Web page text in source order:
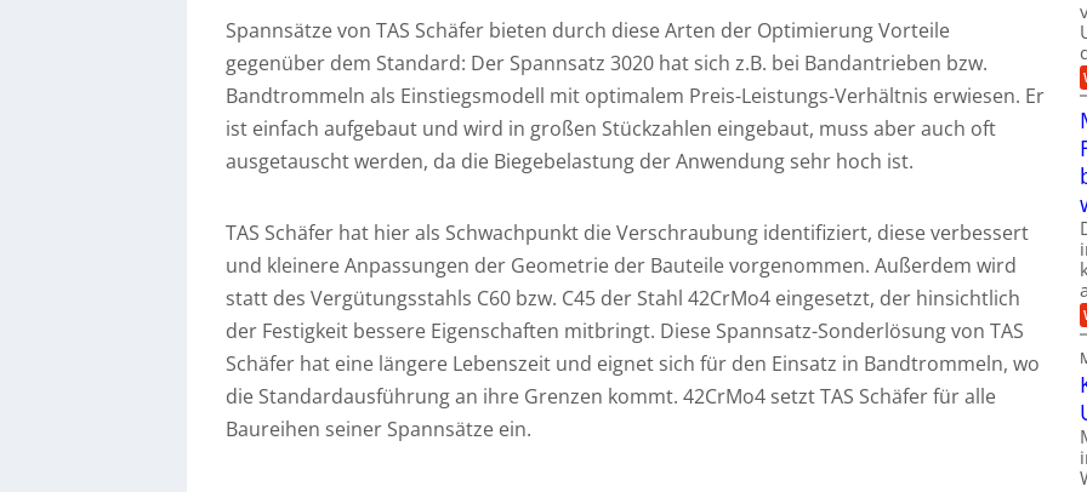
Spannsätze von TAS Schäfer bieten durch diese Arten der Optimierung Vorteile
gegenüber dem Standard: Der Spannsatz 3020 hat sich z.B. bei Bandantrieben bzw.
Bandtrommeln als Einstiegsmodell mit optimalem Preis-Leistungs-Verhältnis erwiesen. Er
ist einfach aufgebaut und wird in großen Stückzahlen eingebaut, muss aber auch oft
ausgetauscht werden, da die Biegebelastung der Anwendung sehr hoch ist.
TAS Schäfer hat hier als Schwachpunkt die Verschraubung identifiziert, diese verbessert
und kleinere Anpassungen der Geometrie der Bauteile vorgenommen. Außerdem wird
statt des Vergütungsstahls C60 bzw. C45 der Stahl 42CrMo4 eingesetzt, der hinsichtlich
der Festigkeit bessere Eigenschaften mitbringt. Diese Spannsatz-Sonderlösung von TAS
Schäfer hat eine längere Lebenszeit und eignet sich für den Einsatz in Bandtrommeln, wo
die Standardausführung an ihre Grenzen kommt. 42CrMo4 setzt TAS Schäfer für alle
Baureihen seiner Spannsätze ein.